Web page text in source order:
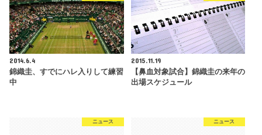
2014.6.4
錦織圭、すでにハレ入りして練習
中
2015.11.19
【鼻血対象試合】錦織圭の来年の
出場スケジュール
ニュース ニュース